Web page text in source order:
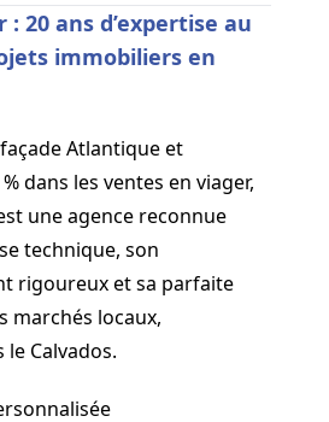
20 ans d’expertise au
immobiliers en
Atlantique et
dans les ventes en viager,
une agence reconnue
technique, son
rigoureux et sa parfaite
marchés locaux,
Calvados.